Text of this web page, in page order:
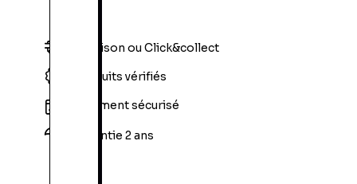
Livraison ou Click&collect
Produits vérifiés
Paiement sécurisé
Garantie 2 ans